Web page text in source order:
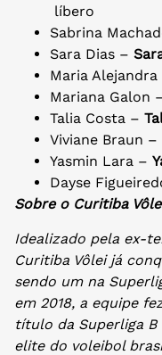
líbero
Sabrina
Sara Dias –
Maria Alejandra
Mariana Galon
Talia Costa –
Viviane Braun –
Yasmin Lara –
Dayse
Sobre o Curitiba
Idealizado pela ex-
Curitiba Vôlei já
sendo um na
em 2018, a equipe
título da Superliga B
elite do voleibol